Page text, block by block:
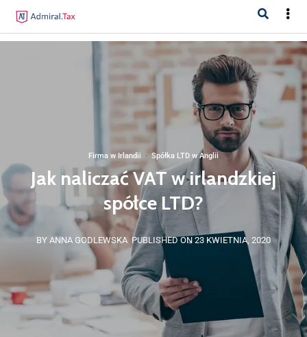
Firma w Irlandii ·Spółka LTD w Anglii
Jak naliczać VAT w irlandzkiej
spółce LTD?
BY ANNA GODLEWSKA PUBLISHED ON 23 KWIETNIA, 2020